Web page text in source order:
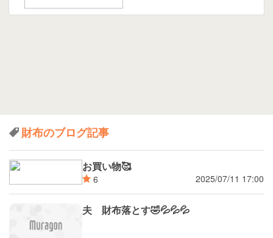
財布のブログ記事
お買い物🥰
6 2025/07/11 17:00
夫 財布落とす🤣💦💦💦